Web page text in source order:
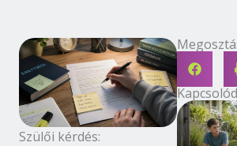
Szülői kérdés: